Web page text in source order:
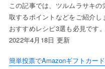
この記事では、ツルムラサキ
取するポイントなどをご紹介
おすすめレシピ3選も必見です
2022年4月18日 更新
簡単投票でAmazonギフトカード